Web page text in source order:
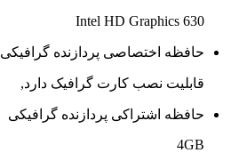
Intel HD Graphics 630
حافظه اختصاصی پردازنده گرافیکی
قابلیت نصب کارت گرافیک دارد,
حافظه اشتراکی پردازنده گرافیکی
4GB